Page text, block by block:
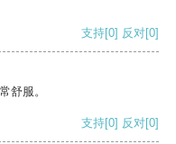
支持[0] 反对[0]
舒服。
支持[0] 反对[0]